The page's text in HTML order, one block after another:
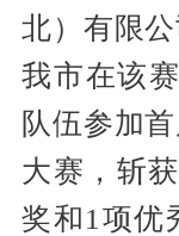
北）有限
我市在该
队伍参加
大赛，斩
奖和1项优